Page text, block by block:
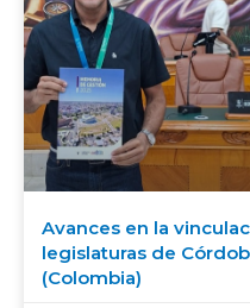
Avances en la
legislaturas de
(Colombia)